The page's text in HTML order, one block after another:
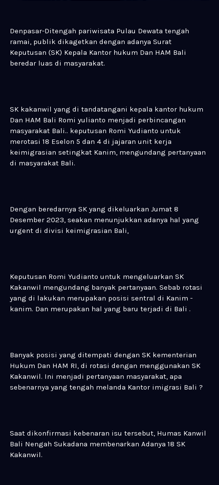
Denpasar-Ditengah pariwisata Pulau Dewata tengah
ramai, publik dikagetkan dengan adanya Surat
Keputusan (SK) Kepala Kantor hukum Dan HAM Bali
beredar luas di masyarakat.
SK kakanwil yang di tandatangani kepala kantor hukum
Dan HAM Bali Romi yulianto menjadi perbincangan
masyarakat Bali.. keputusan Romi Yudianto untuk
merotasi 18 Eselon 5 dan 4 di jajaran unit kerja
keimigrasian setingkat Kanim, mengundang pertanyaan
di masyarakat Bali.
Dengan beredarnya SK yang dikeluarkan Jumat 8
Desember 2023, seakan menunjukkan adanya hal yang
urgent di divisi keimigrasian Bali,
Keputusan Romi Yudianto untuk mengeluarkan SK
Kakanwil mengundang banyak pertanyaan. Sebab rotasi
yang di lakukan merupakan posisi sentral di Kanim -
kanim. Dan merupakan hal yang baru terjadi di Bali .
Banyak posisi yang ditempati dengan SK kementerian
Hukum Dan HAM RI, di rotasi dengan menggunakan SK
Kakanwil. Ini menjadi pertanyaan masyarakat, apa
sebenarnya yang tengah melanda Kantor imigrasi Bali ?
Saat dikonfirmasi kebenaran isu tersebut, Humas Kanwil
Bali Nengah Sukadana membenarkan Adanya 18 SK
Kakanwil.